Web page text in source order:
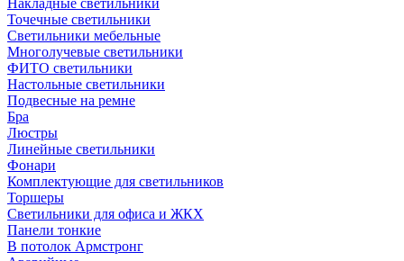
Накладные светильники
Точечные светильники
Светильники мебельные
Многолучевые светильники
ФИТО светильники
Настольные светильники
Подвесные на ремне
Бра
Люстры
Линейные светильники
Фонари
Комплектующие для светильников
Торшеры
Светильники для офиса и ЖКХ
Панели тонкие
В потолок Армстронг